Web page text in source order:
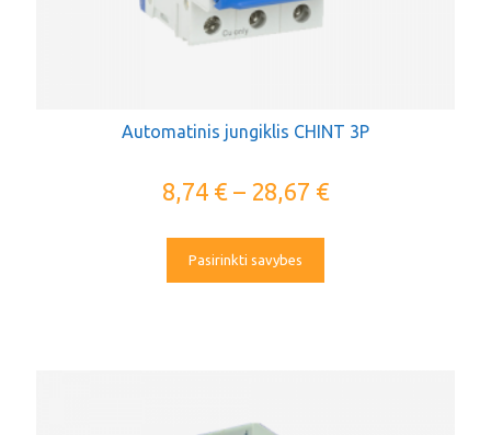
Automatinis jungiklis CHINT 3P
8,74 €– 28,67 €
Pasirinkti savybes